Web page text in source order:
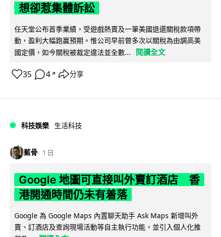
想卻惹集體訴訟
任天堂公布首季業績，受遊戲熱賣及一筆美國退還關稅款項帶
動，盈利大幅跑贏預期。惟公司早前曾多次以關稅為由調高美
國定價，如今關稅被裁定違法並全數...
閱讀全文
35 4 ↗ 分享
科技娛樂 生活科技
藍骨 1 日
Google 地圖可直接叫外賣訂酒店 香
港開通時間仍未有着落
Google 為 Google Maps 內置聊天助手 Ask Maps 新增叫外
賣、訂酒店及查詢現場活動等自主執行功能，並引入個人化推